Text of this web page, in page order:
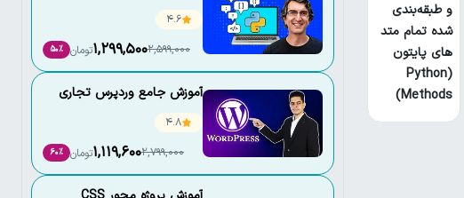
و طبقه‌بندی
شده تمام متد
های پایتون
(Python
Methods)
4.6
2,599,000
1,299,500تومان 50٪
آموزش جامع وردپرس تجاری
4.8
2,799,000
1,119,600تومان 60٪